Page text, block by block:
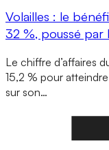
Volailles : le
32 %, poussé par
Le chiffre d’affaires
15,2 % pour
sur son…